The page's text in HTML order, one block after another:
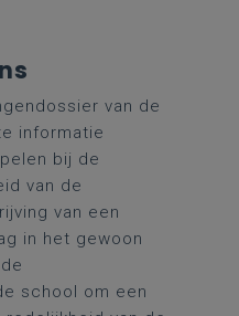
van de
informatie
bij de
van de
van een
in het gewoon
school om een